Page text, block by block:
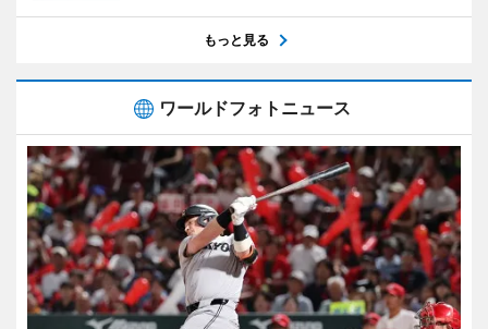
もっと見る
ワールドフォトニュース